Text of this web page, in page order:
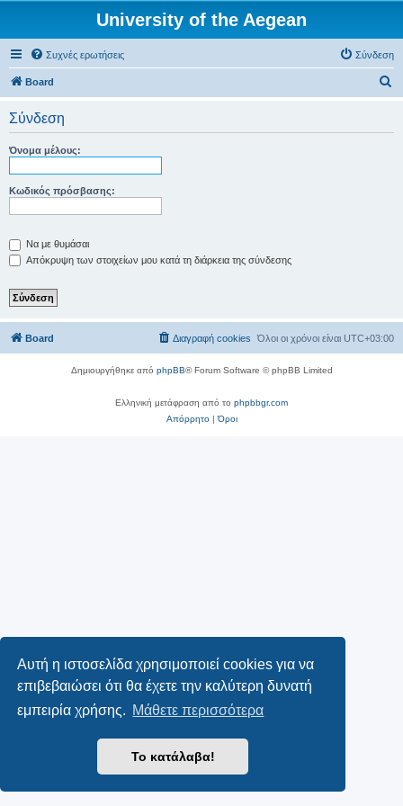
Αυτή η ιστοσελίδα χρησιμοποιεί cookies για να
επιβεβαιώσει ότι θα έχετε την καλύτερη δυνατή
εμπειρία χρήσης. Μάθετε περισσότερα
Το κατάλαβα!
University of the Aegean
Συχνές ερωτήσεις Σύνδεση
Board
Σύνδεση
Όνομα μέλους:
Κωδικός πρόσβασης:
Να με θυμάσαι
Απόκρυψη των στοιχείων μου κατά τη διάρκεια της σύνδεσης
Board Όλοι οι χρόνοι είναι UTC+03:00
Διαγραφή cookies
Δημιουργήθηκε από phpBB® Forum Software © phpBB Limited
Ελληνική μετάφραση από το phpbbgr.com
Απόρρητο|Όροι